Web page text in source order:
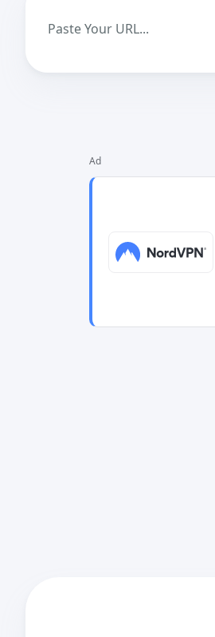
Ad